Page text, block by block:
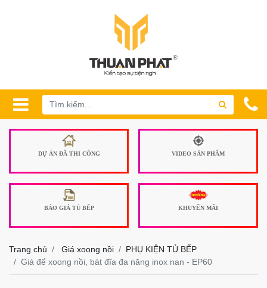
DỰ ÁN ĐÃ THI CÔNG VIDEO SẢN PHẨM
BÁO GIÁ TỦ BẾP KHUYẾN MÃI
Trang chủ Giá xoong nồi
PHỤ KIỆN TỦ BẾP
Giá để xoong nồi, bát đĩa đa năng inox nan - EP60